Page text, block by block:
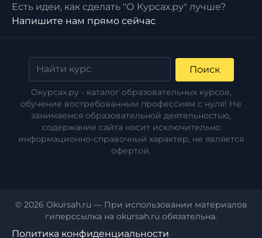
Есть идеи, как сделать "О Курсах.ру" лучше?
Напишите нам прямо сейчас
Поиск
Окурсах.ру - каталог образовательных курсов,
обучение востребованным профессиям с нуля! Не
занимаемся образовательной деятельностью,
содержание сайта носит исключительно
информационно-справочный характер, не является
офертой.
© 2026 Okursah.ru — При использовании материалов
гиперссылка на okursah.ru обязательна.
Политика конфиденциальности